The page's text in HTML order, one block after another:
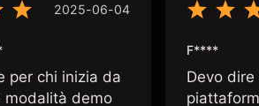
2025-06-04
per chi inizia da
modalità demo
F****
Devo